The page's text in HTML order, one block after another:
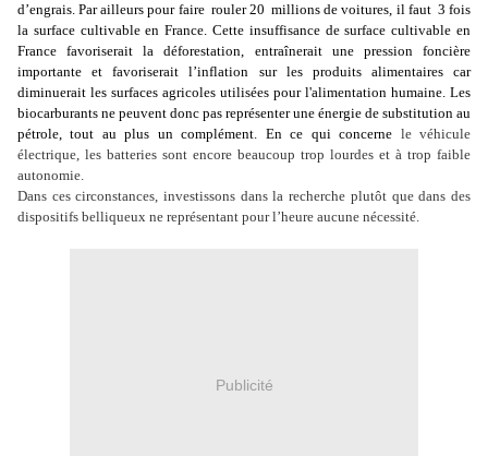
d’engrais. Par ailleurspour faire rouler 20 millions de voitures, il faut 3 fois
la surface cultivable en France. Cette insuffisance de surface cultivable en
France favoriserait la déforestation, entraînerait une pression foncière
importante et favoriserait l’inflation sur les produits alimentaires car
diminuerait les surfaces agricoles utilisées pour l'alimentation humaine. Les
biocarburants ne peuvent donc pas représenter une énergie de substitution au
pétrole, tout au plus un complément. En ce qui concerne le véhicule
électrique, les batteries sont encore beaucoup trop lourdes et à trop faible
autonomie.
Dans ces circonstances, investissons dans la recherche plutôt que dans des
dispositifs belliqueux ne représentant pour l’heure aucune nécessité.
Publicité